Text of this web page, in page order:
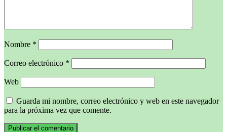
Nombre *
Correo electrónico *
Web
Guarda mi nombre, correo electrónico y web en este navegador
para la próxima vez que comente.